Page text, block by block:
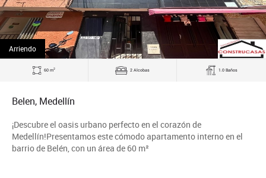
Arriendo
60 m2 2 Alcobas 1.0 Baños
Belen, Medellín
¡Descubre el oasis urbano perfecto en el corazón de
Medellín!Presentamos este cómodo apartamento interno en el
barrio de Belén, con un área de 60 m²